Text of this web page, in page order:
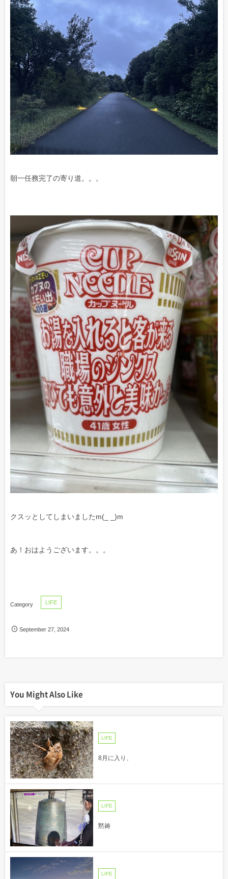
朝一任務完了の寄り道。。。
クスッとしてしまいましたm(_ _)m
あ！おはようございます。。。
LIFE
September 27 ,2024
You Might Also Like
LIFE
8月に入り、
LIFE
黙祷
LIFE